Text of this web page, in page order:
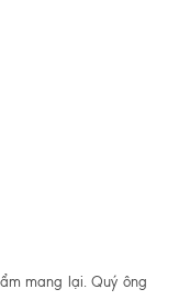
mang lại. Quý ông